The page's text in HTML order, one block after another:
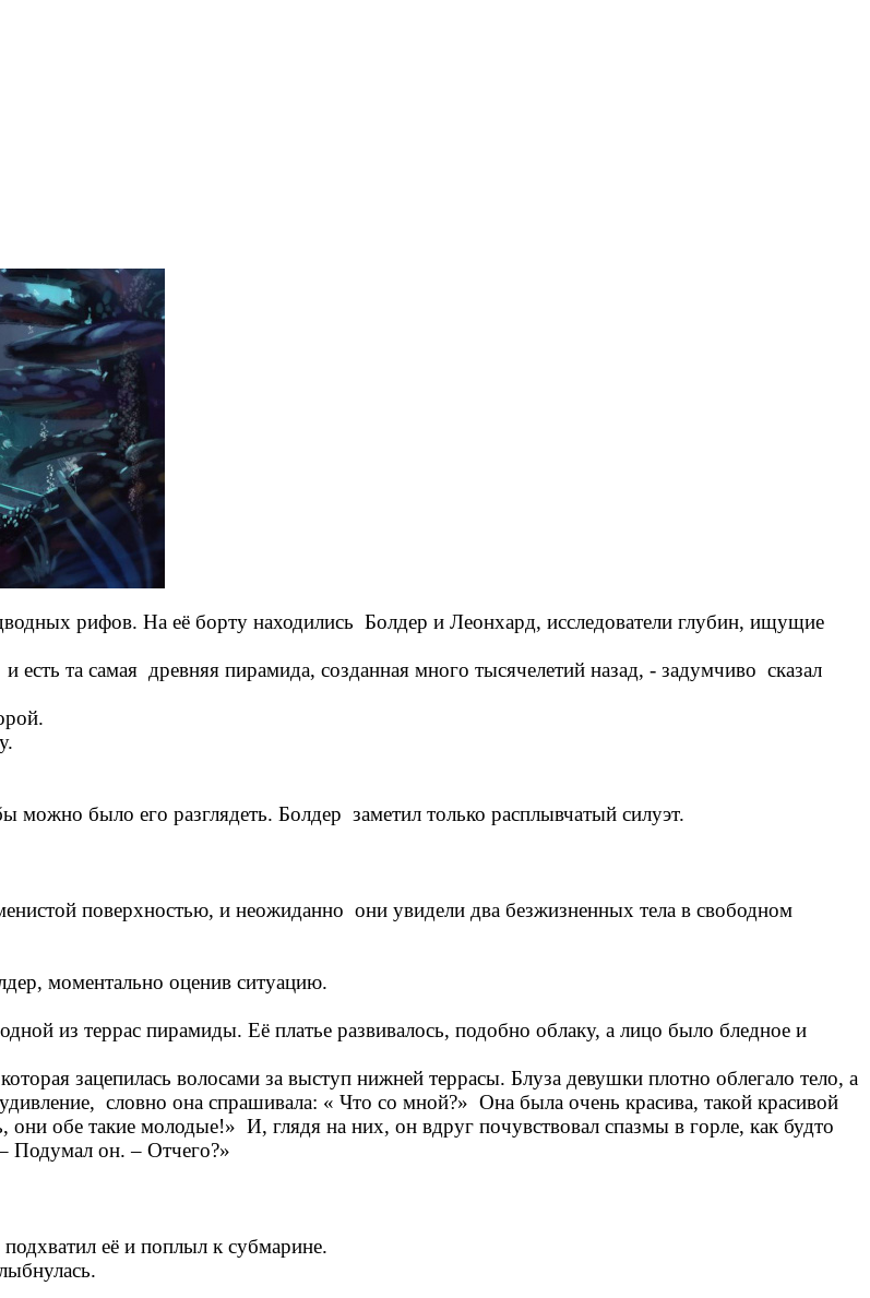
рифов. На её борту находились Болдер и Леонхард, исследователи глубин, ищущие
та самая древняя пирамида, созданная много тысячелетий назад, - задумчиво сказал
было его разглядеть. Болдер заметил только расплывчатый силуэт.
поверхностью, и неожиданно они увидели два безжизненных тела в свободном
моментально оценив ситуацию.
из террас пирамиды. Её платье развивалось, подобно облаку, а лицо было бледное и
зацепилась волосами за выступ нижней террасы. Блуза девушки плотно облегало тело, а
словно она спрашивала: « Что со мной?» Она была очень красива, такой красивой
обе такие молодые!» И, глядя на них, он вдруг почувствовал спазмы в горле, как будто
Подумал он. – Отчего?»
её и поплыл к субмарине.